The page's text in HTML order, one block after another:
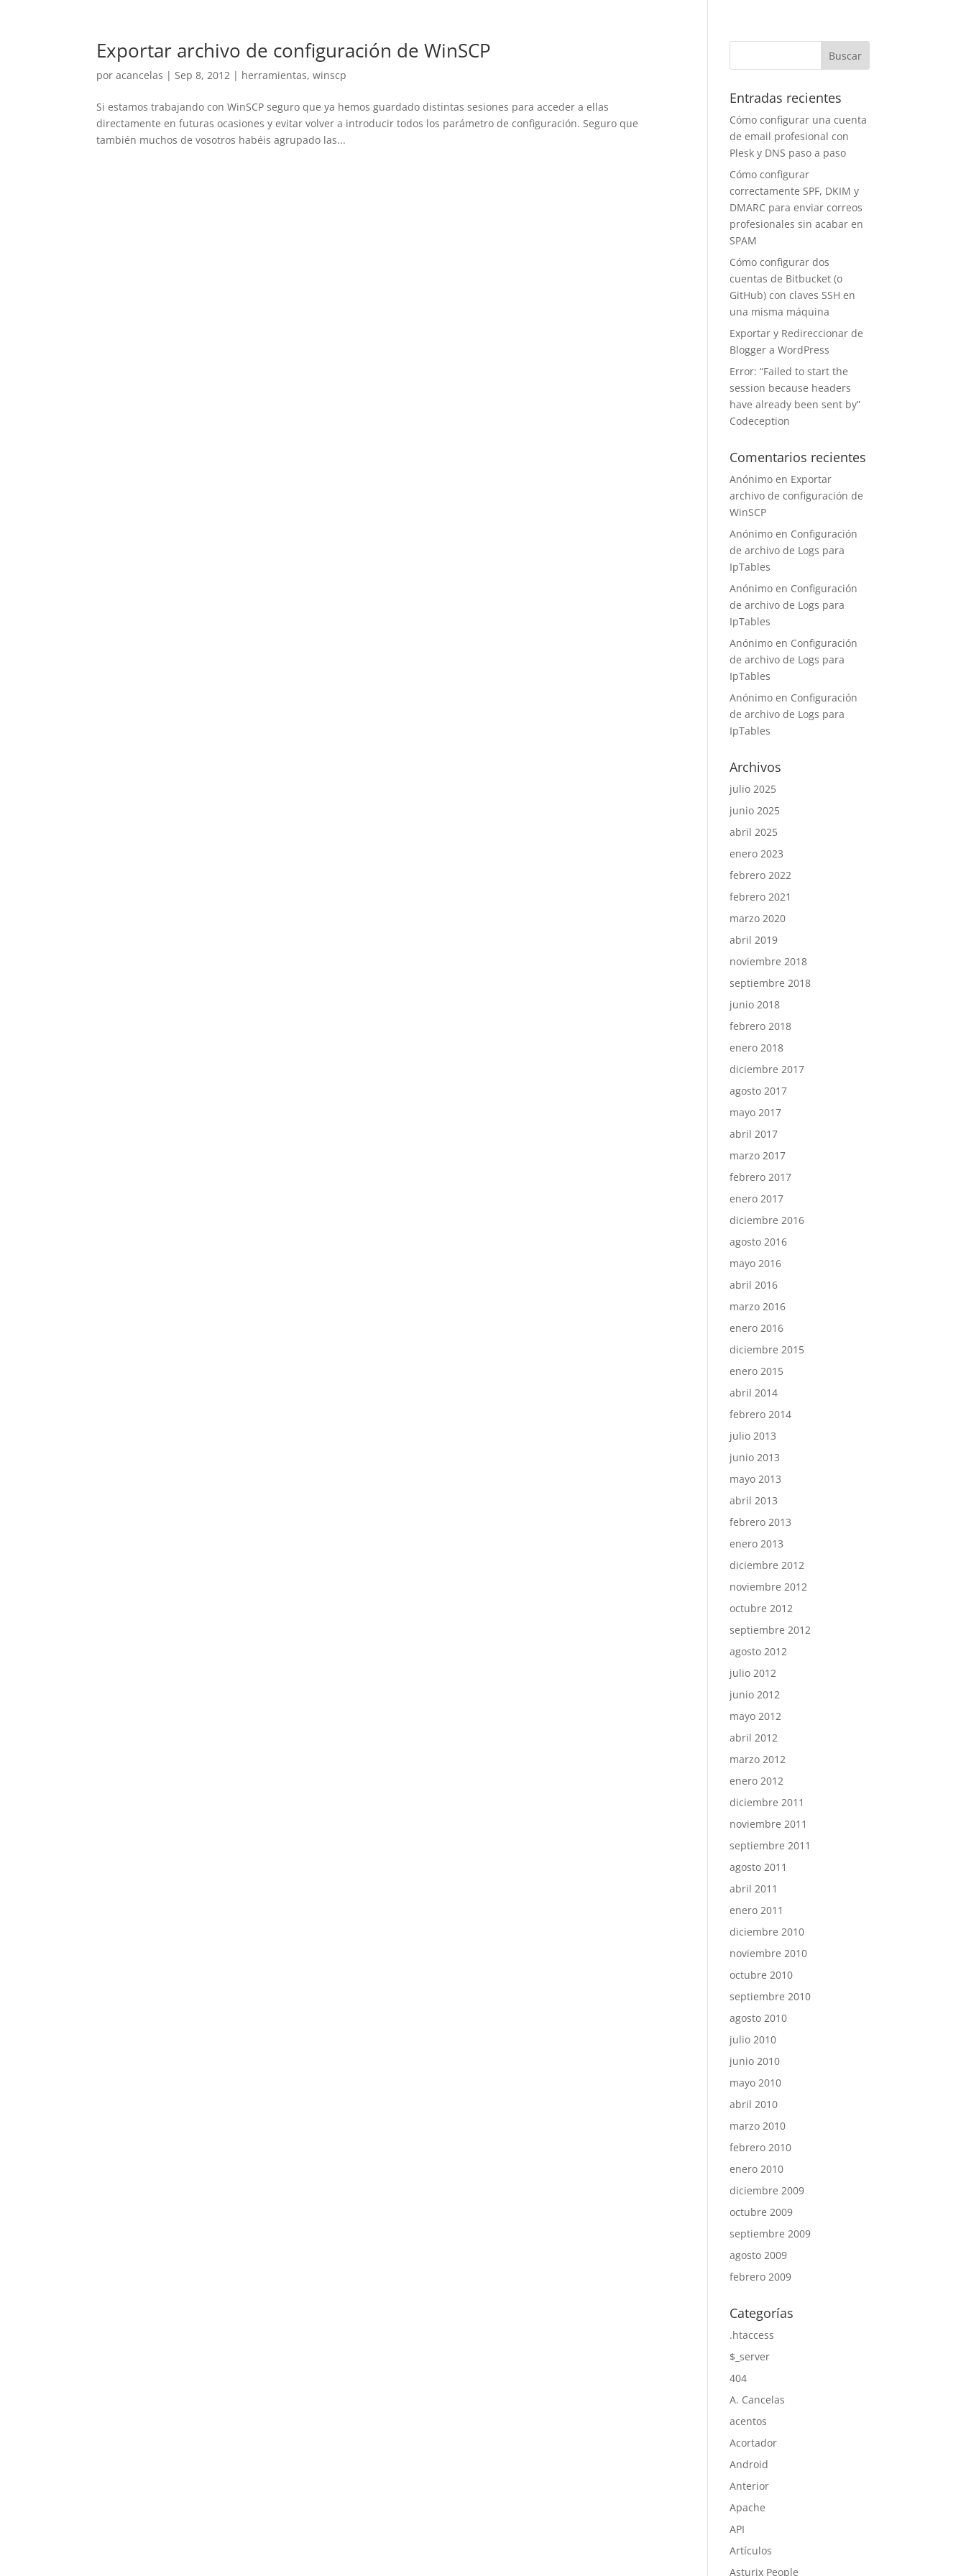
Exportar archivo de configuración de WinSCP
poracancelas |Sep 8, 2012 | herramientas,winscp
Si estamos trabajando con WinSCP seguro que ya hemos guardado distintas sesiones para acceder a ellas
directamente en futuras ocasiones y evitar volver a introducir todos los parámetro de configuración. Seguro que
también muchos de vosotros habéis agrupado las...
Entradas recientes
Cómo configurar una cuenta
de email profesional con
Plesk y DNS paso a paso
Cómo configurar
correctamente SPF, DKIM y
DMARC para enviar correos
profesionales sin acabar en
SPAM
Cómo configurar dos
cuentas de Bitbucket (o
GitHub) con claves SSH en
una misma máquina
Exportar y Redireccionar de
Blogger a WordPress
Error: “Failed to start the
session because headers
have already been sent by”
Codeception
Comentarios recientes
Anónimo en Exportar
archivo de configuración de
WinSCP
Anónimo en Configuración
de archivo de Logs para
IpTables
Anónimo en Configuración
de archivo de Logs para
IpTables
Anónimo en Configuración
de archivo de Logs para
IpTables
Anónimo en Configuración
de archivo de Logs para
IpTables
Archivos
julio 2025
junio 2025
abril 2025
enero 2023
febrero 2022
febrero 2021
marzo 2020
abril 2019
noviembre 2018
septiembre 2018
junio 2018
febrero 2018
enero 2018
diciembre 2017
agosto 2017
mayo 2017
abril 2017
marzo 2017
febrero 2017
enero 2017
diciembre 2016
agosto 2016
mayo 2016
abril 2016
marzo 2016
enero 2016
diciembre 2015
enero 2015
abril 2014
febrero 2014
julio 2013
junio 2013
mayo 2013
abril 2013
febrero 2013
enero 2013
diciembre 2012
noviembre 2012
octubre 2012
septiembre 2012
agosto 2012
julio 2012
junio 2012
mayo 2012
abril 2012
marzo 2012
enero 2012
diciembre 2011
noviembre 2011
septiembre 2011
agosto 2011
abril 2011
enero 2011
diciembre 2010
noviembre 2010
octubre 2010
septiembre 2010
agosto 2010
julio 2010
junio 2010
mayo 2010
abril 2010
marzo 2010
febrero 2010
enero 2010
diciembre 2009
octubre 2009
septiembre 2009
agosto 2009
febrero 2009
Categorías
.htaccess
$_server
404
A. Cancelas
acentos
Acortador
Android
Anterior
Apache
API
Artículos
Asturix People